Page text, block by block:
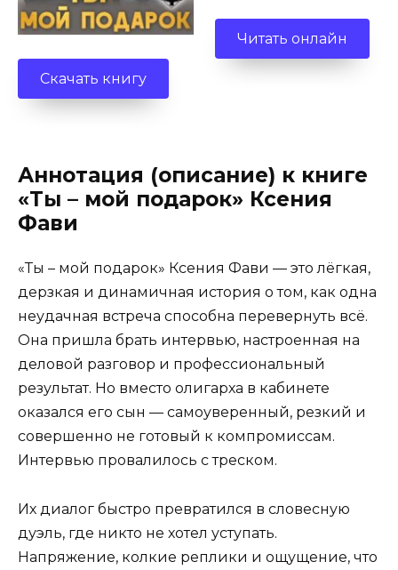
Читать онлайн
Скачать книгу
Аннотация (описание) к книге
«Ты – мой подарок» Ксения
Фави
«Ты – мой подарок» Ксения Фави — это лёгкая,
дерзкая и динамичная история о том, как одна
неудачная встреча способна перевернуть всё.
Она пришла брать интервью, настроенная на
деловой разговор и профессиональный
результат. Но вместо олигарха в кабинете
оказался его сын — самоуверенный, резкий и
совершенно не готовый к компромиссам.
Интервью провалилось с треском.
Их диалог быстро превратился в словесную
дуэль, где никто не хотел уступать.
Напряжение, колкие реплики и ощущение, что